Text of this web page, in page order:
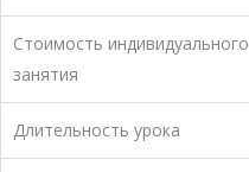
Стоимость индивидуального
занятия
Длительность урока